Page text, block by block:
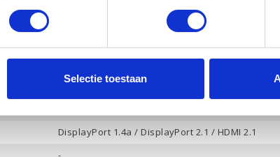
Selectie toestaan
HP Audio, 2 luidsprekers
-
DisplayPort 1.4a / DisplayPort 2.1 / HDMI 2.1